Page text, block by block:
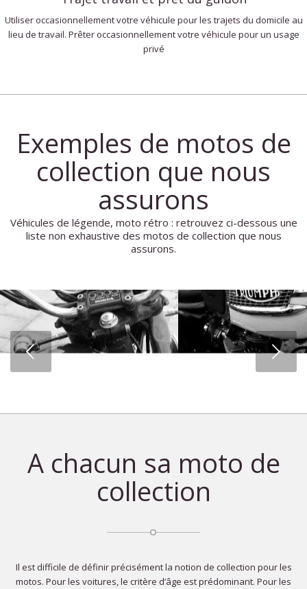
Utiliser occasionnellement votre véhicule pour les trajets du domicile au
lieu de travail. Prêter occasionnellement votre véhicule pour un usage
privé
Exemples de motos de
collection que nous
assurons
Véhicules de légende, moto rétro : retrouvez ci-dessous une
liste non exhaustive des motos de collection que nous
assurons.
Suivant
A chacun sa moto de
collection
Il est difficile de définir précisément la notion de collection pour les
motos. Pour les voitures, le critère d’âge est prédominant. Pour les